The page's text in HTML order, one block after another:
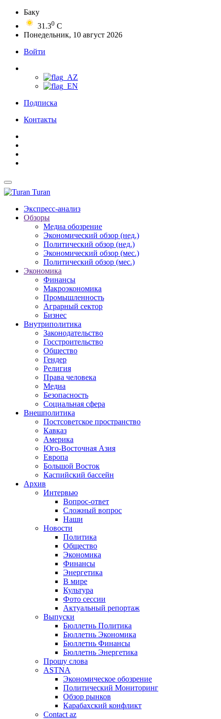
Баку
31.30 C
Понедельник, 10 август 2026
Войти
Подписка
Контакты
Turan
Экспресс-анализ
Обзоры
Медиа обозрение
Экономический обзор (нед.)
Политический обзор (нед.)
Экономический обзор (мес.)
Политический обзор (мес.)
Экономика
Финансы
Макроэкономика
Промышленность
Аграрный сектор
Бизнес
Внутриполитика
Законодательство
Госстроительство
Общество
Гендер
Религия
Права человека
Медиа
Безопасность
Социальная сфера
Внешполитика
Постсоветское пространство
Кавказ
Америка
Юго-Восточная Азия
Европа
Большой Восток
Каспийский бассейн
Архив
Интервью
Вопрос-ответ
Сложный вопрос
Наши
Новости
Политика
Общество
Экономика
Финансы
Энергетика
В мире
Культура
Фото сессии
Актуальный репортаж
Выпуски
Бюллетнь Политика
Бюллетнь Экономика
Бюллетнь Финансы
Бюллетнь Энергетика
Прошу слова
ASTNA
Экономическое обозрение
Политический Мониторинг
Обзор рынков
Карабахский конфликт
Contact az